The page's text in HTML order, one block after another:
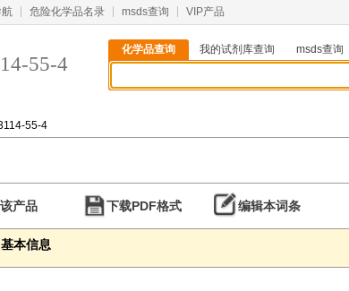
危险化学品名录 msds查询 VIP产品
55-4
化学品查询 我的试剂库查询 msds查询
55-4
产品 下载PDF格式 编辑本词条
本信息